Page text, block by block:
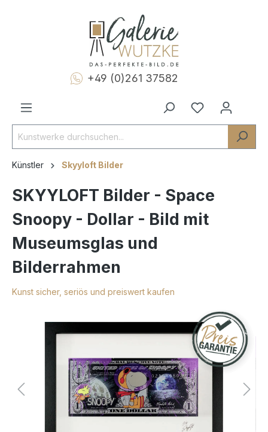
+49 (0)261 37582
Künstler Skyyloft Bilder
SKYYLOFT Bilder - Space
Snoopy - Dollar - Bild mit
Museumsglas und
Bilderrahmen
Kunst sicher, seriös und preiswert kaufen